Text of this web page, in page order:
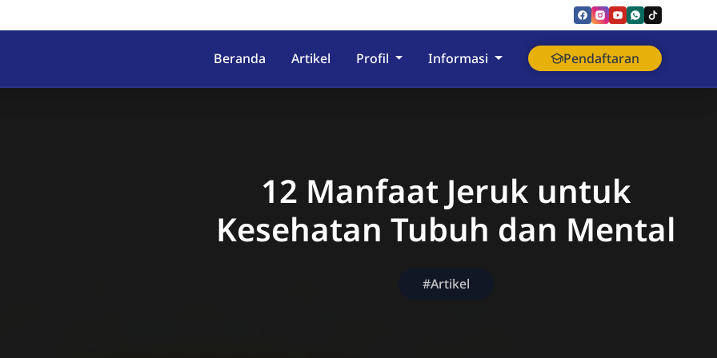
Kec. Lumbir, Kab. Banyumas
Beranda Artikel Profil Informasi Pendaftaran
12 Manfaat Jeruk untuk
Kesehatan Tubuh dan Mental
#Artikel